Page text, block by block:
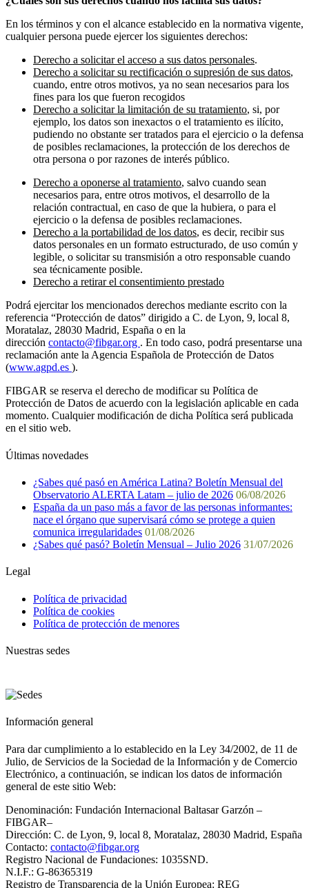
En los términos y con el alcance establecido en la normativa vigente,
cualquier persona puede ejercer los siguientes derechos:
Derecho a solicitar el acceso a sus datos personales.
Derecho a solicitar su rectificación o supresión de sus datos,
cuando, entre otros motivos, ya no sean necesarios para los
fines para los que fueron recogidos
Derecho a solicitar la limitación de su tratamiento, si, por
ejemplo, los datos son inexactos o el tratamiento es ilícito,
pudiendo no obstante ser tratados para el ejercicio o la defensa
de posibles reclamaciones, la protección de los derechos de
otra persona o por razones de interés público.
Derecho a oponerse al tratamiento, salvo cuando sean
necesarios para, entre otros motivos, el desarrollo de la
relación contractual, en caso de que la hubiera, o para el
ejercicio o la defensa de posibles reclamaciones.
Derecho a la portabilidad de los datos, es decir, recibir sus
datos personales en un formato estructurado, de uso común y
legible, o solicitar su transmisión a otro responsable cuando
sea técnicamente posible.
Derecho a retirar el consentimiento prestado
Podrá ejercitar los mencionados derechos mediante escrito con la
referencia “Protección de datos” dirigido a C. de Lyon, 9, local 8,
Moratalaz, 28030 Madrid, España o en la
dirección contacto@fibgar.org . En todo caso, podrá presentarse una
reclamación ante la Agencia Española de Protección de Datos
(www.agpd.es ).
FIBGAR se reserva el derecho de modificar su Política de
Protección de Datos de acuerdo con la legislación aplicable en cada
momento. Cualquier modificación de dicha Política será publicada
en el sitio web.
Últimas novedades
¿Sabes qué pasó en América Latina? Boletín Mensual del
Observatorio ALERTA Latam – julio de 2026 06/08/2026
España da un paso más a favor de las personas informantes:
nace el órgano que supervisará cómo se protege a quien
comunica irregularidades 01/08/2026
¿Sabes qué pasó? Boletín Mensual – Julio 2026 31/07/2026
Legal
Política de privacidad
Política de cookies
Política de protección de menores
Nuestras sedes
Información general
Para dar cumplimiento a lo establecido en la Ley 34/2002, de 11 de
Julio, de Servicios de la Sociedad de la Información y de Comercio
Electrónico, a continuación, se indican los datos de información
general de este sitio Web:
Denominación: Fundación Internacional Baltasar Garzón –
FIBGAR–
Dirección: C. de Lyon, 9, local 8, Moratalaz, 28030 Madrid, España
Contacto: contacto@fibgar.org
Registro Nacional de Fundaciones: 1035SND.
N.I.F.: G-86365319
Registro de Transparencia de la Unión Europea: REG